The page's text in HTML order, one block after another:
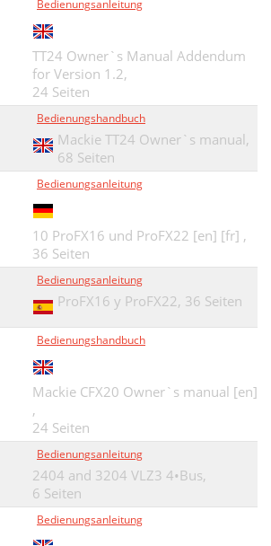
Bedienungsanleitung
TT24 Owner`s Manual Addendum
for Version 1.2,
24 Seiten
Bedienungshandbuch
Mackie TT24 Owner`s manual,
68 Seiten
Bedienungsanleitung
10 ProFX16 und ProFX22 [en] [fr] ,
36 Seiten
Bedienungsanleitung
ProFX16 y ProFX22, 36 Seiten
Bedienungshandbuch
Mackie CFX20 Owner`s manual [en]
,
24 Seiten
Bedienungsanleitung
2404 and 3204 VLZ3 4•Bus,
6 Seiten
Bedienungsanleitung